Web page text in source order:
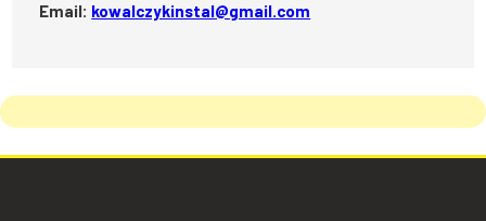
Email: kowalczykinstal@gmail.com